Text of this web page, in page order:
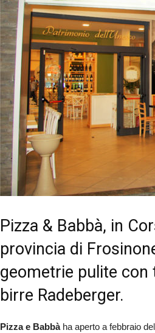
Pizza & Babbà, in
provincia di
geometrie pulite con
birre Radeberger.
Pizza e Babbàha aperto a febbraio